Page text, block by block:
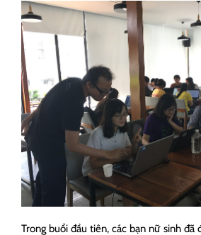
Trong buổi đầu tiên, các bạn nữ sinh đã